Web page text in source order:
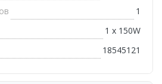
1
1 х 150W
18545121